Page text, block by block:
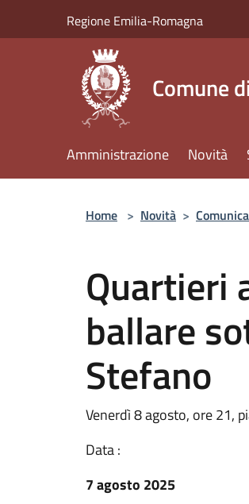
Regione Emilia-Romagna
Comune
Amministrazione Novità
Home > Novità >
Quartieri
ballare
Stefano
Venerdì 8 agosto, ore 21,
Data :
7 agosto 2025